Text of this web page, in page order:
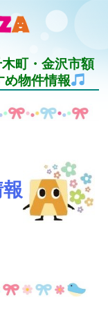
町・金沢市額
め物件情報